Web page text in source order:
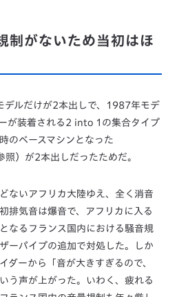
制がないため当初はほ
デルだけが2本出しで、1987年モデ
が装着される2 into 1の集合タイプ
のベースマシンとなった
照）が2本出しだったためだ。
ないアフリカ大陸ゆえ、全く消音
排気音は爆音で、アフリカに入る
なるフランス国内における騒音規
ーパイプの追加で対処した。しか
ダーから「音が大きすぎるので、
う声が上がった。いわく、疲れる